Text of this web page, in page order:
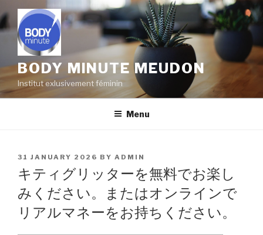
to
content
BODY MINUTE MEUDON
Institut exlusivement féminin
Menu
POSTED
ON
31 JANUARY 2026 BY ADMIN
キティグリッターを無料でお楽し
みください。またはオンラインで
リアルマネーをお持ちください。